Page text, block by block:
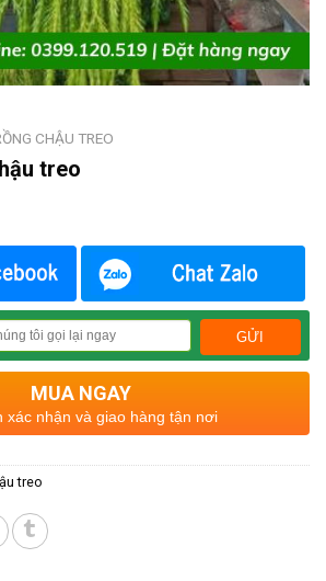
CHẬU TREO
treo
MUA NGAY
xác nhận và giao hàng tận nơi
treo